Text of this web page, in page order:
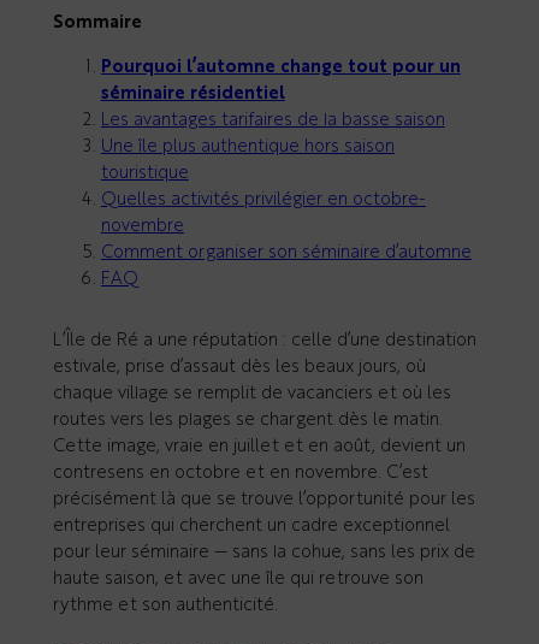
Sommaire
Pourquoi l’automne change tout pour un
séminaire résidentiel
Les avantages tarifaires de la basse saison
Une île plus authentique hors saison
touristique
Quelles activités privilégier en octobre-
novembre
Comment organiser son séminaire d’automne
FAQ
L’Île de Ré a une réputation : celle d’une destination
estivale, prise d’assaut dès les beaux jours, où
chaque village se remplit de vacanciers et où les
routes vers les plages se chargent dès le matin.
Cette image, vraie en juillet et en août, devient un
contresens en octobre et en novembre. C’est
précisément là que se trouve l’opportunité pour les
entreprises qui cherchent un cadre exceptionnel
pour leur séminaire — sans la cohue, sans les prix de
haute saison, et avec une île qui retrouve son
rythme et son authenticité.